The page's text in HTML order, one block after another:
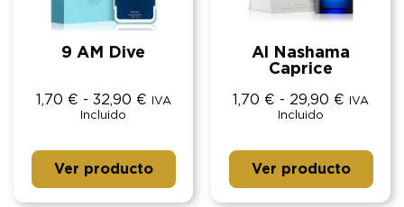
9 AM Dive
1,70 € - 32,90 €
IVA
Incluido
Ver producto
Al Nashama
Caprice
1,70 € - 29,90 €
IVA
Incluido
Ver producto